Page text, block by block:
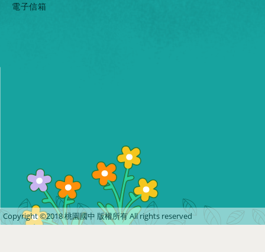
電子信箱
Copyright ©2018 桃園國中 版權所有 All rights reserved